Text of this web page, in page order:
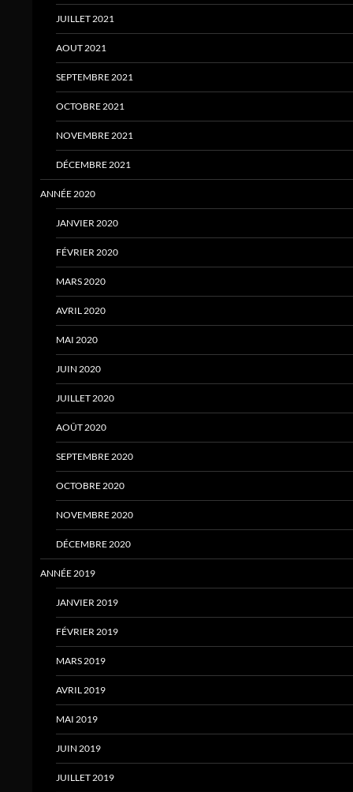
JUILLET 2021
AOUT 2021
SEPTEMBRE 2021
OCTOBRE 2021
NOVEMBRE 2021
DÉCEMBRE 2021
ANNÉE 2020
JANVIER 2020
FÉVRIER 2020
MARS 2020
AVRIL 2020
MAI 2020
JUIN 2020
JUILLET 2020
AOÛT 2020
SEPTEMBRE 2020
OCTOBRE 2020
NOVEMBRE 2020
DÉCEMBRE 2020
ANNÉE 2019
JANVIER 2019
FÉVRIER 2019
MARS 2019
AVRIL 2019
MAI 2019
JUIN 2019
JUILLET 2019